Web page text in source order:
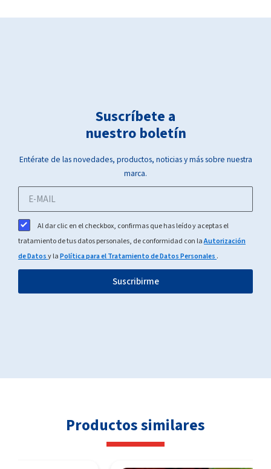
Suscríbete a
nuestro boletín
Entérate de las novedades, productos, noticias y más sobre nuestra
marca.
Al dar clic en el checkbox, confirmas que has leído y aceptas el
tratamiento de tus datos personales, de conformidad con laAutorización
de Datosy laPolítica para el Tratamiento de Datos Personales .
Suscribirme
Productos similares